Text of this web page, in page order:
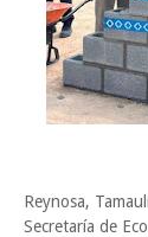
Reynosa,
Secretaría de